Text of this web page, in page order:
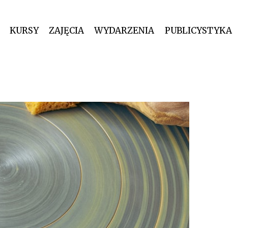
KURSY ZAJĘCIA WYDARZENIA PUBLICYSTYKA